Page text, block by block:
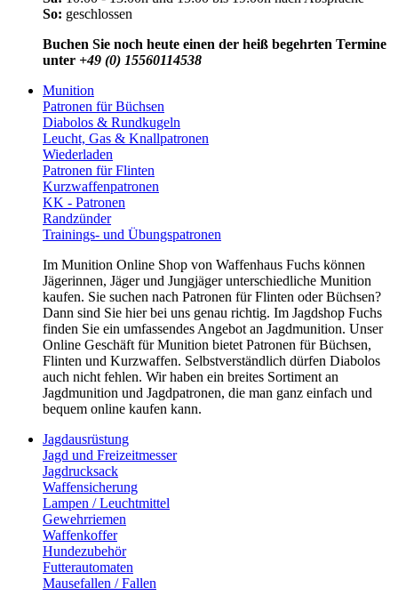
So: geschlossen
Buchen Sie noch heute einen der heiß begehrten Termine
unter +49 (0) 15560114538
Munition
Patronen für Büchsen
Diabolos & Rundkugeln
Leucht, Gas & Knallpatronen
Wiederladen
Patronen für Flinten
Kurzwaffenpatronen
KK - Patronen
Randzünder
Trainings- und Übungspatronen
Im Munition Online Shop von Waffenhaus Fuchs können
Jägerinnen, Jäger und Jungjäger unterschiedliche Munition
kaufen. Sie suchen nach Patronen für Flinten oder Büchsen?
Dann sind Sie hier bei uns genau richtig. Im Jagdshop Fuchs
finden Sie ein umfassendes Angebot an Jagdmunition. Unser
Online Geschäft für Munition bietet Patronen für Büchsen,
Flinten und Kurzwaffen. Selbstverständlich dürfen Diabolos
auch nicht fehlen. Wir haben ein breites Sortiment an
Jagdmunition und Jagdpatronen, die man ganz einfach und
bequem online kaufen kann.
Jagdausrüstung
Jagd und Freizeitmesser
Jagdrucksack
Waffensicherung
Lampen / Leuchtmittel
Gewehrriemen
Waffenkoffer
Hundezubehör
Futterautomaten
Mausefallen / Fallen